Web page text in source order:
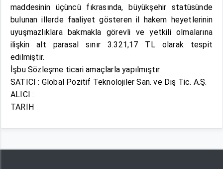
maddesinin üçüncü fıkrasında, büyükşehir statüsünde
bulunan illerde faaliyet gösteren il hakem heyetlerinin
uyuşmazlıklara bakmakla görevli ve yetkili olmalarına
ilişkin alt parasal sınır 3.321,17 TL olarak tespit
edilmiştir.
İşbu Sözleşme ticari amaçlarla yapılmıştır.
SATICI : Global Pozitif Teknolojiler San. ve Dış Tic. A.Ş.
ALICI :
TARİH